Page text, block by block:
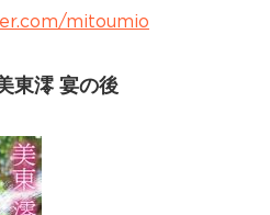
mitoumio
東澪 宴の後